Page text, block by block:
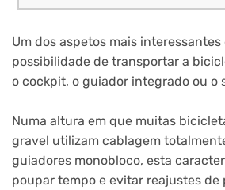
Um dos aspetos mais interessantes
possibilidade de transportar a
o cockpit, o guiador integrado ou o
Numa altura em que muitas
gravel utilizam cablagem
guiadores monobloco, esta
poupar tempo e evitar reajustes de